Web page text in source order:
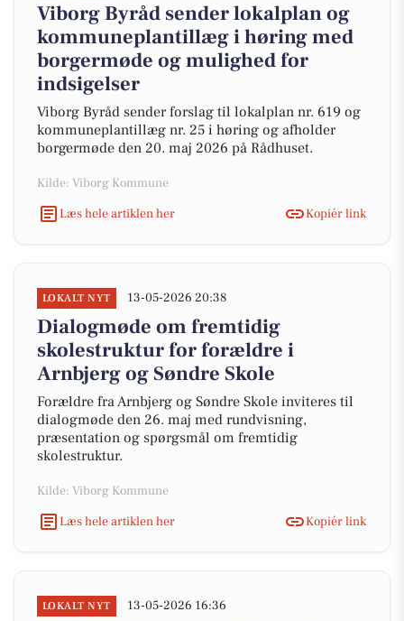
Viborg Byråd sender lokalplan og
kommuneplantillæg i høring med
borgermøde og mulighed for
indsigelser
Viborg Byråd sender forslag til lokalplan nr. 619 og
kommuneplantillæg nr. 25 i høring og afholder
borgermøde den 20. maj 2026 på Rådhuset.
Kilde: Viborg Kommune
Læs hele artiklen her
Kopiér link
LOKALT NYT 13-05-2026 20:38
Dialogmøde om fremtidig
skolestruktur for forældre i
Arnbjerg og Søndre Skole
Forældre fra Arnbjerg og Søndre Skole inviteres til
dialogmøde den 26. maj med rundvisning,
præsentation og spørgsmål om fremtidig
skolestruktur.
Kilde: Viborg Kommune
Læs hele artiklen her
Kopiér link
LOKALT NYT 13-05-2026 16:36